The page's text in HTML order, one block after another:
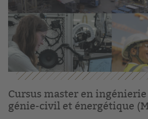
Cursus master en
génie-civil et énergétique